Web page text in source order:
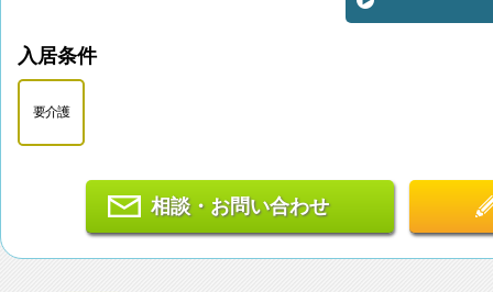
入居条件
要介護
相談・お問い合わせ